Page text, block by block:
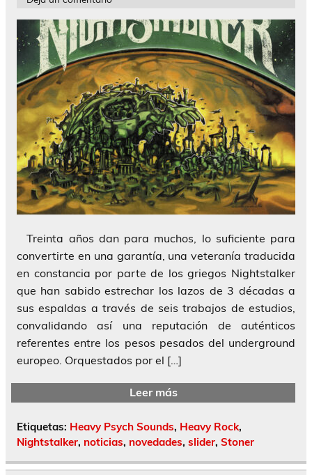
Treinta años dan para muchos, lo suficiente para
convertirte en una garantía, una veteranía traducida
en constancia por parte de los griegos Nightstalker
que han sabido estrechar los lazos de 3 décadas a
sus espaldas a través de seis trabajos de estudios,
convalidando así una reputación de auténticos
referentes entre los pesos pesados del underground
europeo. Orquestados por el […]
Leer más
Etiquetas: Heavy Psych Sounds, Heavy Rock,
Nightstalker, noticias, novedades, slider, Stoner